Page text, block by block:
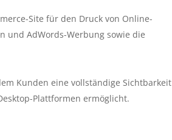
Site für den Druck von Online-
und AdWords-Werbung sowie die
Kunden eine vollständige Sichtbarkeit
Plattformen ermöglicht.